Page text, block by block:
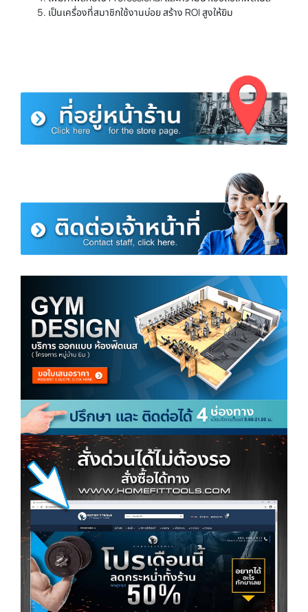
เป็นเครื่องที่สมาชิกใช้งานบ่อย สร้าง ROI สูงให้ยิม